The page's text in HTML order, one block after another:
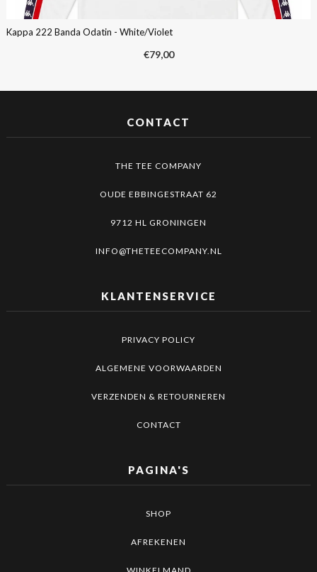
Kappa 222 Banda Odatin - White/Violet
€79,00
CONTACT
THE TEE COMPANY
OUDE EBBINGESTRAAT 62
9712 HL GRONINGEN
INFO@THETEECOMPANY.NL
KLANTENSERVICE
PRIVACY POLICY
ALGEMENE VOORWAARDEN
VERZENDEN & RETOURNEREN
CONTACT
PAGINA'S
SHOP
AFREKENEN